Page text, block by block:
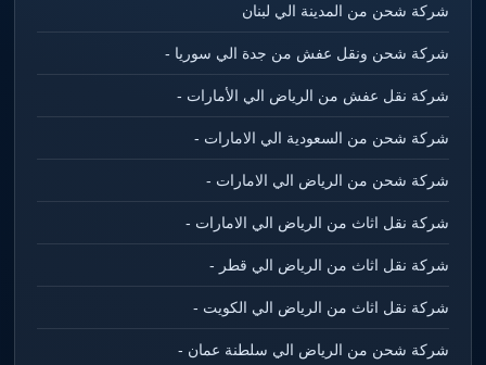
شركة شحن من المدينة الي لبنان
شركة شحن ونقل عفش من جدة الي سوريا -
شركة نقل عفش من الرياض الي الأمارات -
شركة شحن من السعودية الي الامارات -
شركة شحن من الرياض الي الامارات -
شركة نقل اثاث من الرياض الي الامارات -
شركة نقل اثاث من الرياض الي قطر -
شركة نقل اثاث من الرياض الي الكويت -
شركة شحن من الرياض الي سلطنة عمان -